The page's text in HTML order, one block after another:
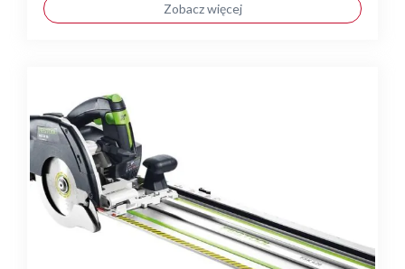
Zobacz więcej